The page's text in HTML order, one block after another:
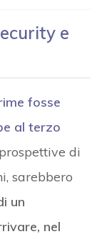
e
fosse
al terzo
di
sarebbero
un
nel